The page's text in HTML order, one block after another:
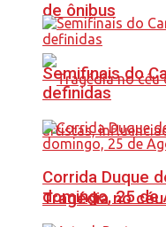
de ônibus
Tragédia no
Semifinais do
definidas
Corrida Duque
domingo, 25 de